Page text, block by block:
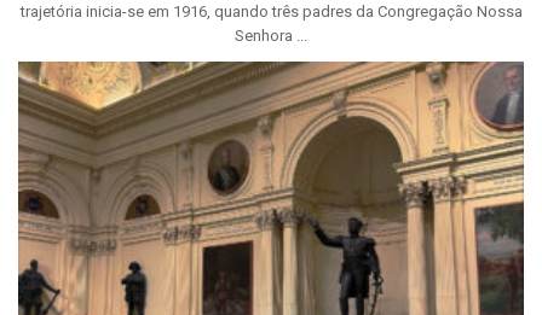
trajetória inicia-se em 1916, quando três padres da Congregação Nossa
Senhora ...